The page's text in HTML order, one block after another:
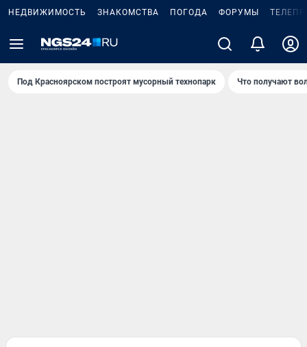
НЕДВИЖИМОСТЬ ЗНАКОМСТВА ПОГОДА ФОРУМЫ
Под Крaсноярском построят мусорный технопарк Что получают